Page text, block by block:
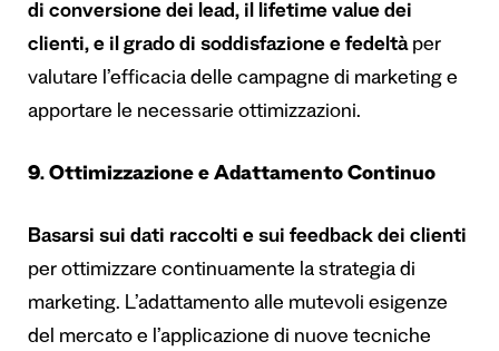
di conversione dei lead, il lifetime value dei
clienti, e il grado di soddisfazione e fedeltàper
valutare l’efficacia delle campagne di marketing e
apportare le necessarie ottimizzazioni.
9. Ottimizzazione e Adattamento Continuo
Basarsi sui dati raccolti e sui feedback dei clienti
per ottimizzare continuamente la strategia di
marketing. L’adattamento alle mutevoli esigenze
del mercato e l’applicazione di nuove tecniche